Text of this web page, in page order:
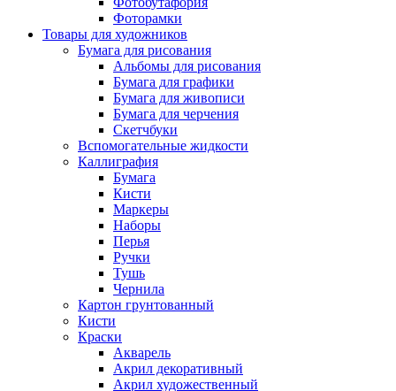
Фоторамки
Товары для художников
Бумага для рисования
Альбомы для рисования
Бумага для графики
Бумага для живописи
Бумага для черчения
Скетчбуки
Вспомогательные жидкости
Каллиграфия
Бумага
Кисти
Маркеры
Наборы
Перья
Ручки
Тушь
Чернила
Картон грунтованный
Кисти
Краски
Акварель
Акрил декоративный
Акрил художественный